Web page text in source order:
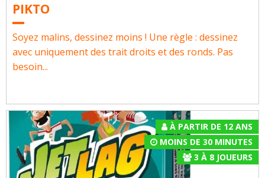
PIKTO
Soyez malins, dessinez moins ! Une règle : dessinez
avec uniquement des trait droits et des ronds. Pas
besoin...
À PARTIR DE 12 ANS
MOINS DE 30 MINUTES
3 À 8JOUEURS